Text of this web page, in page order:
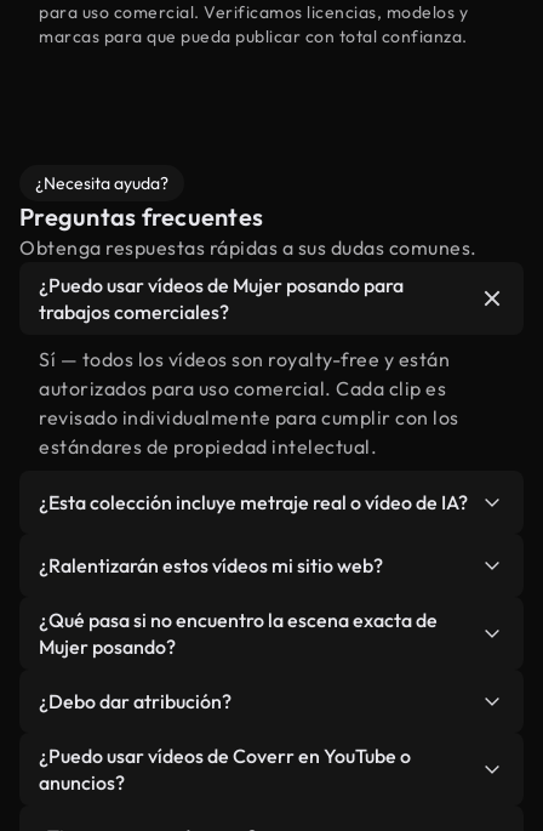
para uso comercial. Verificamos licencias, modelos y
marcas para que pueda publicar con total confianza.
¿Necesita ayuda?
Preguntas frecuentes
Obtenga respuestas rápidas a sus dudas comunes.
¿Puedo usar vídeos de Mujer posando para
trabajos comerciales?
Sí — todos los vídeos son royalty-free y están
autorizados para uso comercial. Cada clip es
revisado individualmente para cumplir con los
estándares de propiedad intelectual.
¿Esta colección incluye metraje real o vídeo de IA?
relacionado con Mujer posando y vídeos
generados por IA. Todo está claramente
etiquetado.
¿Ralentizarán estos vídeos mi sitio web?
No si selecciona nuestras versiones optimizadas
para web, diseñadas específicamente para uso de
métricas como LCP.
¿Qué pasa si no encuentro la escena exacta de
Mujer posando?
Studio. Describe la escena, como "Mujer posando
al atardecer", y la IA la generará en segundos
conforme a nuestros estándares.
¿Debo dar atribución?
No es necesario. Todos los vídeos en nuestra
biblioteca son royalty-free, aunque siempre se
¿Puedo usar vídeos de Coverr en YouTube o
anuncios?